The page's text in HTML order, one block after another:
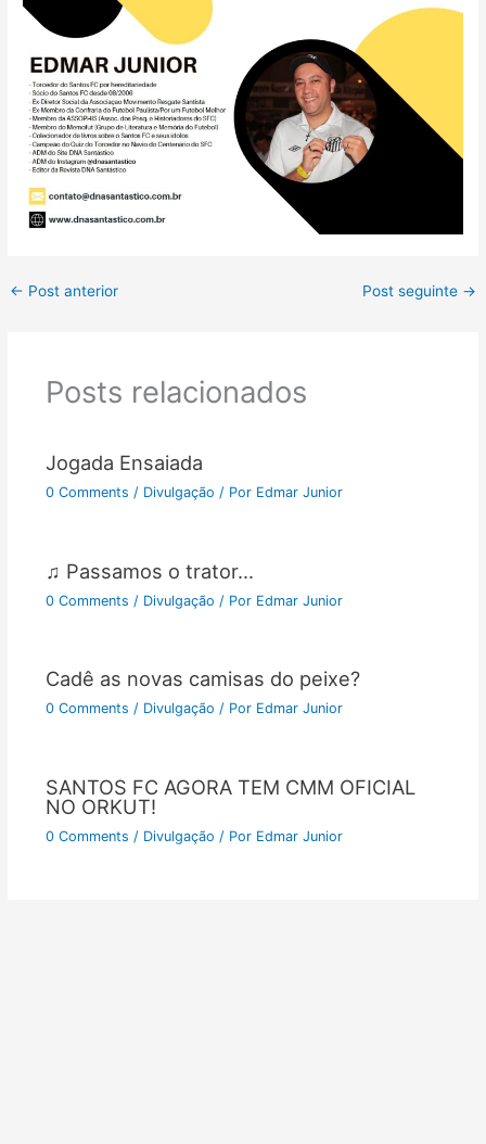
← Post anterior Post seguinte →
Posts relacionados
Jogada Ensaiada
0 Comments / Divulgação / Por Edmar Junior
♫ Passamos o trator…
0 Comments / Divulgação / Por Edmar Junior
Cadê as novas camisas do peixe?
0 Comments / Divulgação / Por Edmar Junior
SANTOS FC AGORA TEM CMM OFICIAL
NO ORKUT!
0 Comments / Divulgação / Por Edmar Junior